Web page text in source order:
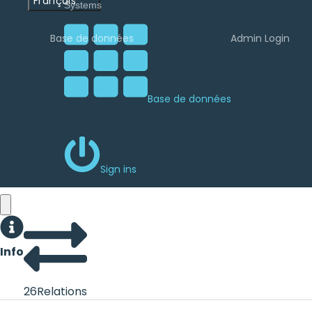
Base de données
Sign ins
Base de données Admin Login
Info
26Relations